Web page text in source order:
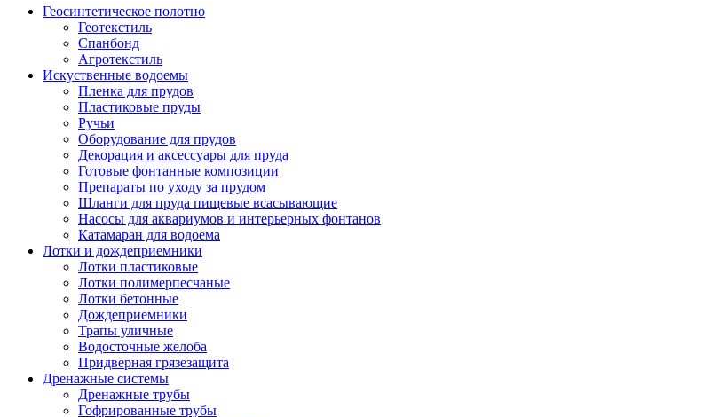
Геосинтетическое полотно
Геотекстиль
Спанбонд
Агротекстиль
Искуственные водоемы
Пленка для прудов
Пластиковые пруды
Ручьи
Оборудование для прудов
Декорация и аксессуары для пруда
Готовые фонтанные композиции
Препараты по уходу за прудом
Шланги для пруда пищевые всасывающие
Насосы для аквариумов и интерьерных фонтанов
Катамаран для водоема
Лотки и дождеприемники
Лотки пластиковые
Лотки полимерпесчаные
Лотки бетонные
Дождеприемники
Трапы уличные
Водосточные желоба
Придверная грязезащита
Дренажные системы
Дренажные трубы
Гофрированные трубы